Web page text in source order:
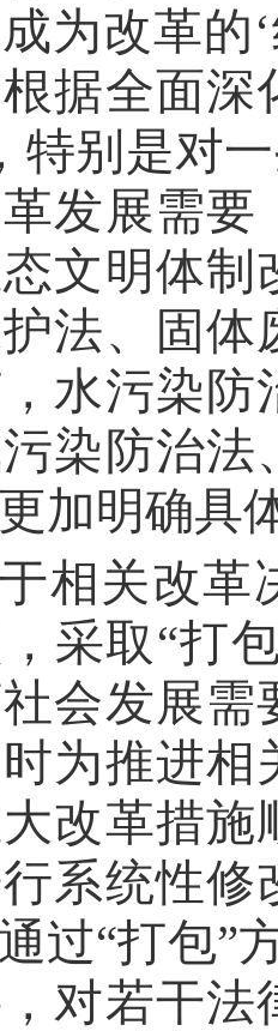
为改革的
据全面深
特别是对
发展需要
文明体制
法、固体
水污染
染防治
加明确具
相关改
采取“打
会发展需
为推进
改革措
系统性
过“打包”
对若干